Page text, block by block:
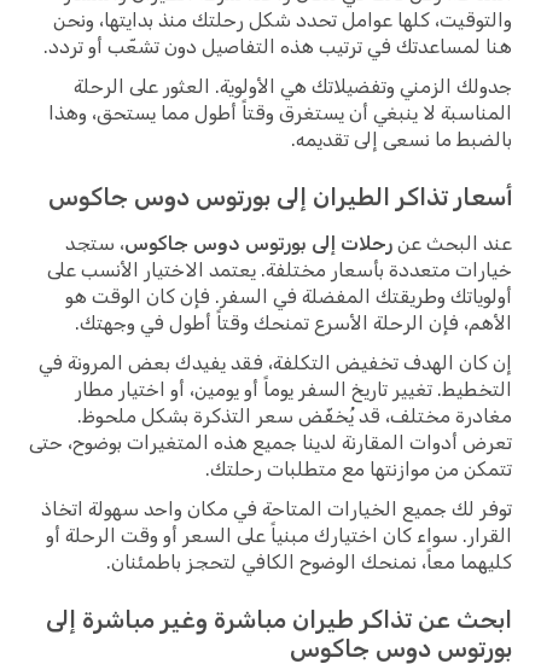
والتوقيت، كلها عوامل تحدد شكل رحلتك منذ بدايتها، ونحن
هنا لمساعدتك في ترتيب هذه التفاصيل دون تشعّب أو تردد.
جدولك الزمني وتفضيلاتك هي الأولوية. العثور على الرحلة
المناسبة لا ينبغي أن يستغرق وقتاً أطول مما يستحق، وهذا
بالضبط ما نسعى إلى تقديمه.
أسعار تذاكر الطيران إلى بورتوس دوس جاكوس
عند البحث عن رحلات إلى بورتوس دوس جاكوس، ستجد
خيارات متعددة بأسعار مختلفة. يعتمد الاختيار الأنسب على
أولوياتك وطريقتك المفضلة في السفر. فإن كان الوقت هو
الأهم، فإن الرحلة الأسرع تمنحك وقتاً أطول في وجهتك.
إن كان الهدف تخفيض التكلفة، فقد يفيدك بعض المرونة في
التخطيط. تغيير تاريخ السفر يوماً أو يومين، أو اختيار مطار
مغادرة مختلف، قد يُخفّض سعر التذكرة بشكل ملحوظ.
تعرض أدوات المقارنة لدينا جميع هذه المتغيرات بوضوح، حتى
تتمكن من موازنتها مع متطلبات رحلتك.
توفر لك جميع الخيارات المتاحة في مكان واحد سهولة اتخاذ
القرار. سواء كان اختيارك مبنياً على السعر أو وقت الرحلة أو
كليهما معاً، نمنحك الوضوح الكافي لتحجز باطمئنان.
ابحث عن تذاكر طيران مباشرة وغير مباشرة إلى
بورتوس دوس جاكوس